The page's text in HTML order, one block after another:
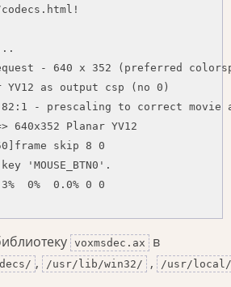
codecs.html!
- 640 x 352 (preferred
YV12 as output csp (no 0)
- prescaling to correct movie
640x352 Planar YV12
skip 8 0
'MOUSE_BTN0'.
0%  0.0% 0 0
voxmsdec.ax
в
, /usr/lib/win32/ , /usr/